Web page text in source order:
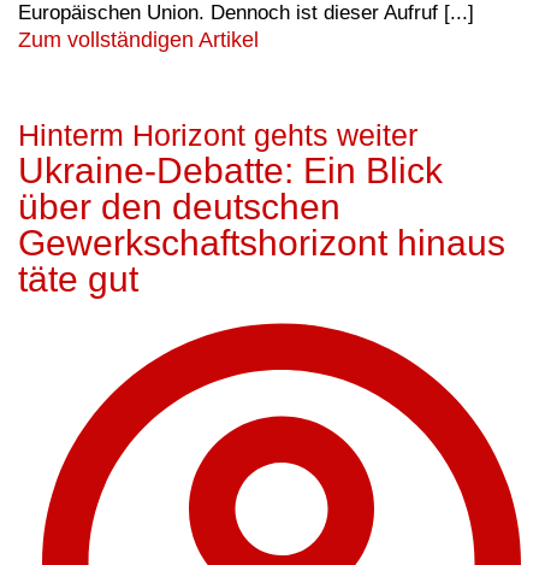
Europäischen Union. Dennoch ist dieser Aufruf [...]
Zum vollständigen Artikel
Hinterm Horizont gehts weiter
Ukraine-Debatte: Ein Blick
über den deutschen
Gewerkschaftshorizont hinaus
täte gut